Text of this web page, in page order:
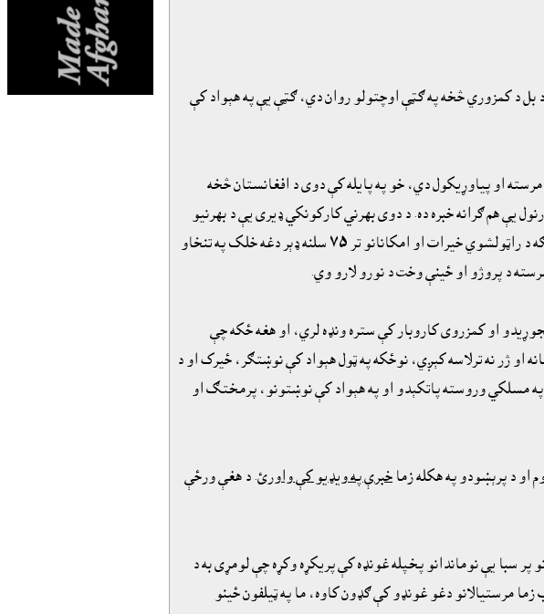
بل د کمزوري څخه په ګټې اوچتولو روان دي، ګټې يې په هېواد کې
او پياوړيکول دي، خو په پايله کې دوى د افغانستان څخه
يې هم ګرانه خبره ده. د دوى بهرني کارکونکي ډيرى يې د بهرنيو
استخباراتي، کاروباري او ماپيايي کړيو غړي دي چې شپه او ورځ په ډېره ماهرانه انداز د هېواد په بې ثباتي کې لاس لري. همدارنګه د راټولشوي خيرات او امکانانو تر ٧٥ سلنه ډېر دغه خلک په تنخاو
د پروژو او ځينې وخت د نورو لارو وي.
او کمزروى کاروبار کې ستره ونډه لري، او هغه ځکه چې
او ژر نه ترلاسه کېږي، نوځکه په ټول هېواد کې نوښتګر، ځيرک او د
مسلکي وروسته پاتکېدو او په هېواد کې نوښتونو، پرمختګ او
او د پرېښودو په هکله زما خبرې په ويډيو کې واورئ. د هغې ورځې
د ټاکنو د دسيسو ښکار شولو، نو پر سبا يې نوماندانو پخپله غونډه کې پريکړه وکړه چې لومړى به د
مرستيالانو دغو غونډو کې ګډون کاوه، ما په ټيلفون ځينو